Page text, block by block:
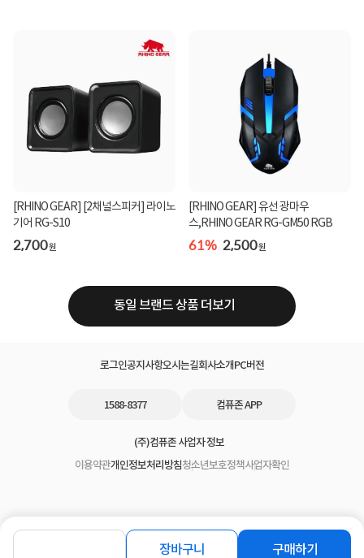
장바구니 구매하기
[RHINO GEAR] [2채널스피커] 라이노
기어 RG-S10
2,700원
[RHINO GEAR] 유선 광마우
스,RHINO GEAR RG-GM50 RGB
61% 2,500원
동일 브랜드 상품 더보기
로그인공지사항오시는길회사소개PC버전
1588-8377 컴퓨존 APP
(주)컴퓨존 사업자 정보
이용약관개인정보처리방침청소년보호정책사업자확인